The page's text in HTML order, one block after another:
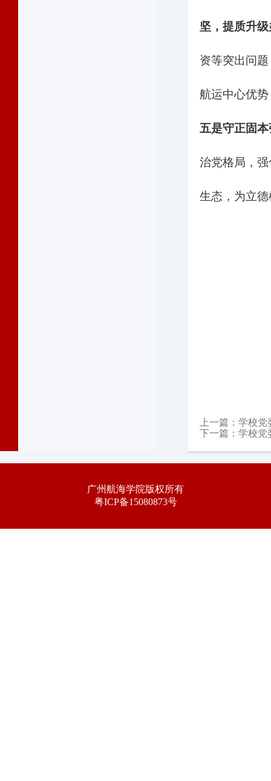
坚，提质升
资等突出问
航运中心优
五是守正固
治党格局，
生态，为立
上一篇： 学校党
下一篇： 学校党
广州航海学院版权所有
粤ICP备15080873号